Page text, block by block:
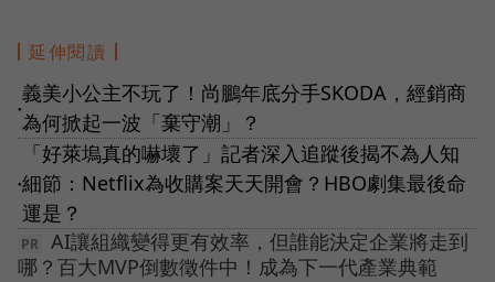
延伸閱讀
●
義美小公主不玩了！尚鵬年底分手SKODA，經銷商
為何掀起一波「棄守潮」？
●
「好萊塢真的嚇壞了」記者深入追蹤後揭不為人知
細節：Netflix為收購案天天開會？HBO劇集最後命
運是？
AI讓組織變得更有效率，但誰能決定企業將走到
哪？百大MVP倒數徵件中！成為下一代產業典範